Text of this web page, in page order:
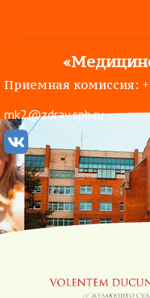
Приемная комиссия:
mk2@zdrav.spb.ru